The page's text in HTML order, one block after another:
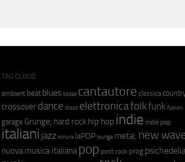
TAG CLOUD
ambient beat blues bossa cantautore classica
crossover dance disco elettronicafolkfunk fusion
garage Grunge; hard rock hip hop indie indie pop
italiani jazz kimura laPOP lounge metal; new
nuova musica italiana pop post rock prog